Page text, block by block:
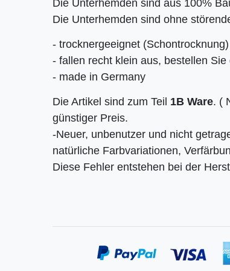
Die Unterhemden sind aus 100%
Die Unterhemden sind ohne
- trocknergeeignet (Schontrocknung)
- fallen recht klein aus, bestellen
- made in Germany
Die Artikel sind zum Teil 1B Ware. (
günstiger Preis.
-Neuer, unbenutzer und nicht
natürliche Farbvariationen,
Diese Fehler entstehen bei der